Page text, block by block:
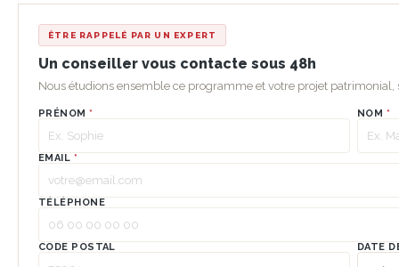
ÊTRE RAPPELÉ PAR UN EXPERT
Un conseiller vous contacte sous 48h
Nous étudions ensemble ce programme et votre projet patrimonial,
PRÉNOM* NOM *
EMAIL *
TÉLÉPHONE
CODE POSTAL DATE